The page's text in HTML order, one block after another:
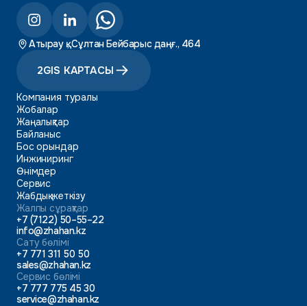
Атырау қ., Сұлтан Бейбарыс даңғ., 464
2GIS КАРТАСЫ
Компания туралы
Жобалар
Жаңалықтар
Байланыс
Бос орындар
Инжиниринг
Өнімдер
Сервис
Жабдық жеткізу
Жалпы сұрақтар
+7 (7122) 50–55–22
info@zhahan.kz
Сату бөлімі
+7 771 311 50 50
sales@zhahan.kz
Сервис бөлімі
+7 777 775 45 30
service@zhahan.kz